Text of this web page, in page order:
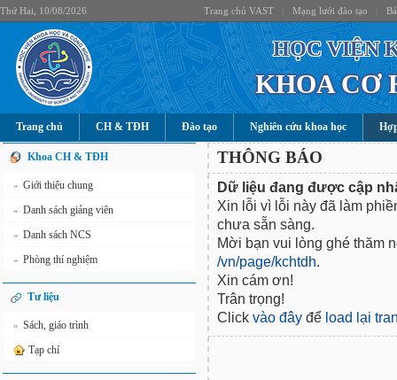
Thứ Hai, 10/08/2026 Trang chủ VAST Mạng lưới đào tạo
HỌC VIỆN
KHOA CƠ
Trang chủ CH & TĐH Đào tạo Nghiên cứu khoa học
Khoa CH & TĐH
» Giới thiệu chung
» Danh sách giảng viên
» Danh sách NCS
» Phòng thí nghiệm
Tư liệu
» Sách, giáo trình
Tạp chí
THÔNG BÁO
Dữ liệu đang được cập
Xin lỗi vì lỗi này đã làm
chưa sẵn sàng.
Mời bạn vui lòng ghé thăm
/vn/page/kchtdh.
Xin cám ơn!
Trân trọng!
Click vào đây để load lại